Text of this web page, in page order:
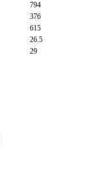
794
376
615
26.5
29